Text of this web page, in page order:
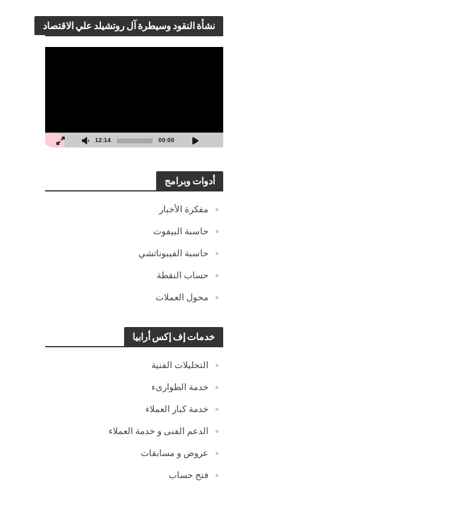
نشأة النقود وسيطرة آل روتشيلد علي الاقتصاد
00:00
12:14
أدوات وبرامج
مفكرة الأخبار
حاسبة البيفوت
حاسبة الفيبوناتشي
حساب النقطة
محول العملات
خدمات إف إكس أرابيا
التحليلات الفنية
خدمة الطوارىء
خدمة كبار العملاء
الدعم الفنى و خدمة العملاء
عروض و مسابقات
فتح حساب